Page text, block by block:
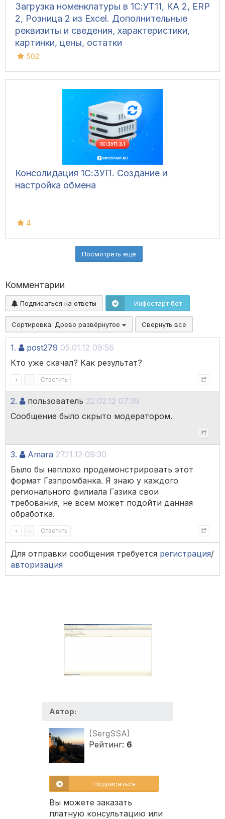
Загрузка номенклатуры в 1С:УТ11, КА 2, ERP
2, Розница 2 из Excel. Дополнительные
реквизиты и сведения, характеристики,
картинки, цены, остатки
502
Консолидация 1С:ЗУП. Создание и
настройка обмена
4
Посмотреть ещё
Комментарии
Подписаться на ответы Инфостарт бот
Сортировка: Древо развёрнутое Свернуть все
1. post279 05.01.12 09:56
Кто уже скачал? Как результат?
+ – Ответить
2. пользователь 22.02.12 07:39
Сообщение было скрыто модератором.
3. Amara 27.11.12 09:30
Было бы неплохо продемонстрировать этот
формат Газпромбанка. Я знаю у каждого
регионального филиала Газика свои
требования, не всем может подойти данная
обработка.
+ – Ответить
Для отправки сообщения требуется регистрация/
авторизация
Автор:
(SergSSA)
Рейтинг: 6
Подписаться
Вы можете заказать
платную консультацию или